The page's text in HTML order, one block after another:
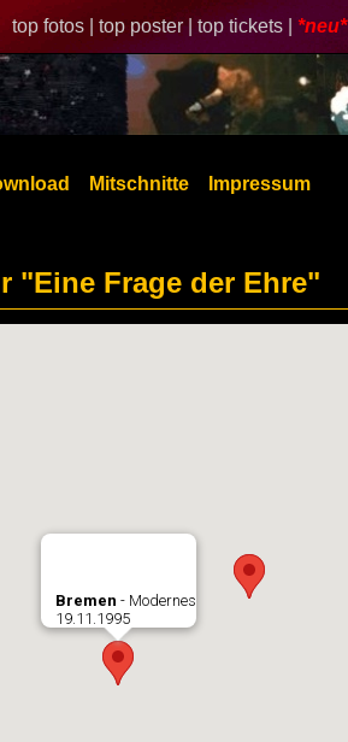
top fotos | top poster | top tickets | *neu*
Mitschnitte Impressum
"Eine Frage der Ehre"
Bremen - Modernes
19.11.1995